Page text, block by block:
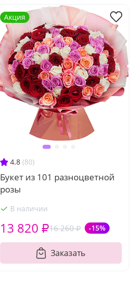
4.8 (80)
Букет из 101 разноцветной
розы
В наличии
16 260 ₽ -15%
13 820 ₽
Заказать
Акция